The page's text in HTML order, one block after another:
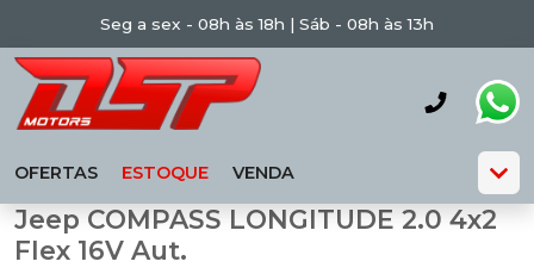
Seg a sex - 08h às 18h | Sáb - 08h às 13h
OFERTAS ESTOQUE VENDA
Jeep COMPASS LONGITUDE 2.0 4x2
Flex 16V Aut.